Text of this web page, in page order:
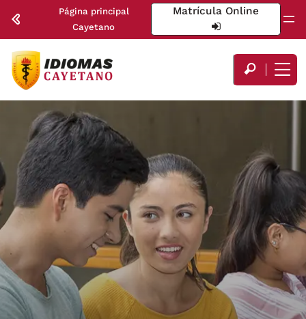
Página principal
Cayetano
Matrícula Online